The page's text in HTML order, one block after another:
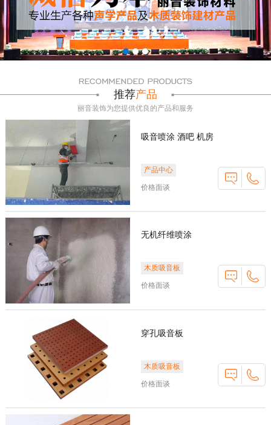
1 2 3
推荐产品
丽音装饰为您提供优良的产品和服务
吸音喷涂 酒吧 机房
产品中心
价格面谈
无机纤维喷涂
木质吸音板
价格面谈
穿孔吸音板
木质吸音板
价格面谈